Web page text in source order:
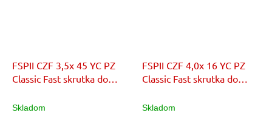
FSPII CZF 3,5x 45 YC PZ
Classic Fast skrutka do
Skladom
FSPII CZF 4,0x 16 YC PZ
Classic Fast skrutka do
Skladom